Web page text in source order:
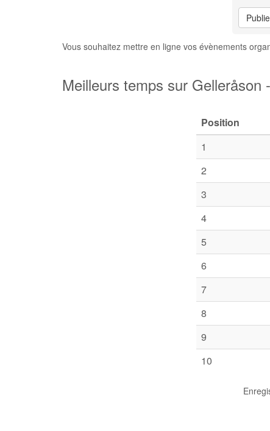
Vous souhaitez mettre en ligne vos évènements
Meilleurs temps sur Gelleråson
Position
1
2
3
4
5
6
7
8
9
10